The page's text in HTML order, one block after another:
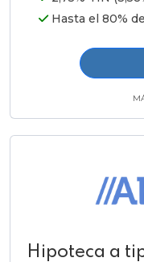
Hasta el 80%
Hipoteca a